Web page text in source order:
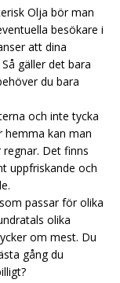
Olja bör man
besökare i
att dina
gäller det bara
du bara
och inte tycka
kan man
Det finns
uppfriskande och
passar för olika
olika
om mest. Du
gång du